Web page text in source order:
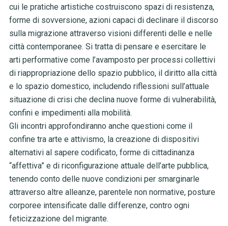
cui le pratiche artistiche costruiscono spazi di resistenza,
forme di sovversione, azioni capaci di declinare il discorso
sulla migrazione attraverso visioni differenti delle e nelle
città contemporanee. Si tratta di pensare e esercitare le
arti performative come l’avamposto per processi collettivi
di riappropriazione dello spazio pubblico, il diritto alla città
e lo spazio domestico, includendo riflessioni sull’attuale
situazione di crisi che declina nuove forme di vulnerabilità,
confini e impedimenti alla mobilità.
Gli incontri approfondiranno anche questioni come il
confine tra arte e attivismo, la creazione di dispositivi
alternativi al sapere codificato, forme di cittadinanza
“affettiva” e di riconfigurazione attuale dell’arte pubblica,
tenendo conto delle nuove condizioni per smarginarle
attraverso altre alleanze, parentele non normative, posture
corporee intensificate dalle differenze, contro ogni
feticizzazione del migrante.